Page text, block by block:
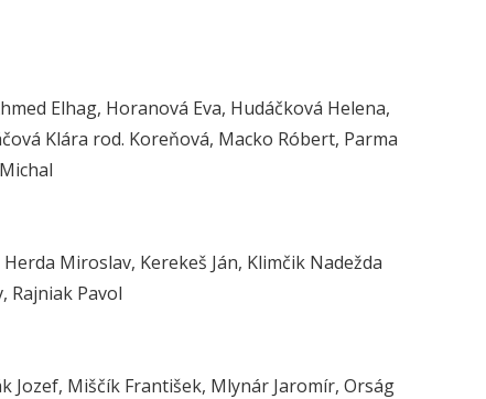
Elhag, Horanová Eva, Hudáčková Helena,
Klára rod. Koreňová, Macko Róbert, Parma
Miroslav, Kerekeš Ján, Klimčik Nadežda
Rajniak Pavol
Jozef, Miščík František, Mlynár Jaromír, Orság